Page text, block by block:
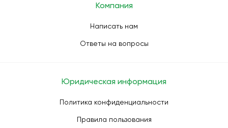
Компания
Написать нам
Ответы на вопросы
Юридическая информация
Политика конфиденциальности
Правила пользования